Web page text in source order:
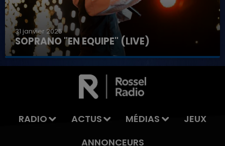
LA TEAM DE L'ÉTÉ
31 janvier 2025
SOPRANO "EN EQUIPE" (LIVE)
RADIO ACTUS MÉDIAS
JEUX
ANNONCEURS